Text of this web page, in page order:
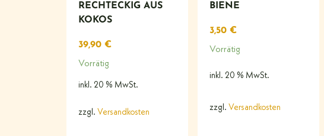
ECHTECKIG AUS K
OKOS
39,90 €
Vorrätig
inkl. 20 % MwSt.
zzgl. Versandkosten
BIENE
3,50 €
Vorrätig
inkl. 20 % MwSt.
zzgl. Versandkosten